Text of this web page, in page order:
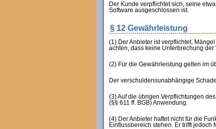
Der Kunde verpflichtet sich, seine
Software ausgeschlossen ist.
§ 12 Gewährleistung
(1) Der Anbieter ist verpflichtet,
achten, dass keine Unterbrechung
(2) Für die Gewährleistung gelten im
Der verschuldensunabhängige
(3) Auf die übrigen Verpflichtungen
(§§ 611 ff. BGB) Anwendung.
(4) Der Anbieter haftet nicht für die
Einflussbereich stehen. Er trifft